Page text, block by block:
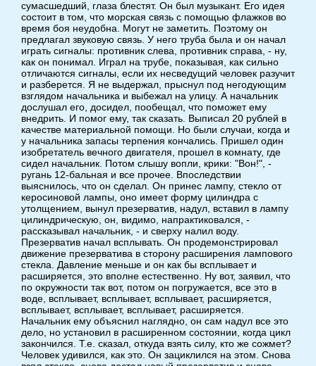
сумасшедший, глаза блестят. Он был музыкант. Его идея
состоит в том, что морская связь с помощью флажков во
время боя неудобна. Могут не заметить. Поэтому он
предлагал звуковую связь. У него труба была и он начал
играть сигналы: противник слева, противник справа, - ну,
как он понимал. Играл на трубе, показывая, как сильно
отличаются сигналы, если их несведущий человек разучит
и разберется. Я не выдержал, прыснул под негодующим
взглядом начальника и выбежал на улицу. А начальник
дослушал его, досидел, пообещал, что поможет ему
внедрить. И помог ему, так сказать. Выписал 20 рублей в
качестве материальной помощи. Но были случаи, когда и
у начальника запасы терпения кончались. Пришел один
изобретатель вечного двигателя, прошел в комнату, где
сидел начальник. Потом слышу вопли, крики: "Вон!", -
ругань 12-бальная и все прочее. Впоследствии
выяснилось, что он сделал. Он принес лампу, стекло от
керосиновой лампы, оно имеет форму цилиндра с
утолщением, вынул презерватив, надул, вставил в лампу
цилиндрическую, он, видимо, напрактиковался, -
рассказывал начальник, - и сверху налил воду.
Презерватив начал всплывать. Он продемонстрировал
движение презерватива в сторону расширения лампового
стекла. Давление меньше и он как бы всплывает и
расширяется, это вполне естественно. Ну вот, заявил, что
по окружности так вот, потом он погружается, все это в
воде, всплывает, всплывает, всплывает, расширяется,
всплывает, всплывает, всплывает, расширяется.
Начальник ему объяснил наглядно, он сам надул все это
дело, но установил в расширенном состоянии, когда цикл
закончился. Т.е. сказал, откуда взять силу, кто же сожмет?
Человек удивился, как это. Он зациклился на этом. Снова